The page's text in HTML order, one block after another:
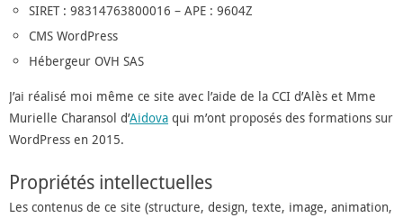
SIRET : 98314763800016 – APE : 9604Z
CMS WordPress
Hébergeur OVH SAS
J’ai réalisé moi même ce site avec l’aide de la CCI d’Alès et Mme
Murielle Charansol d’Aidova qui m’ont proposés des formations sur
WordPress en 2015.
Propriétés intellectuelles
Les contenus de ce site (structure, design, texte, image, animation,